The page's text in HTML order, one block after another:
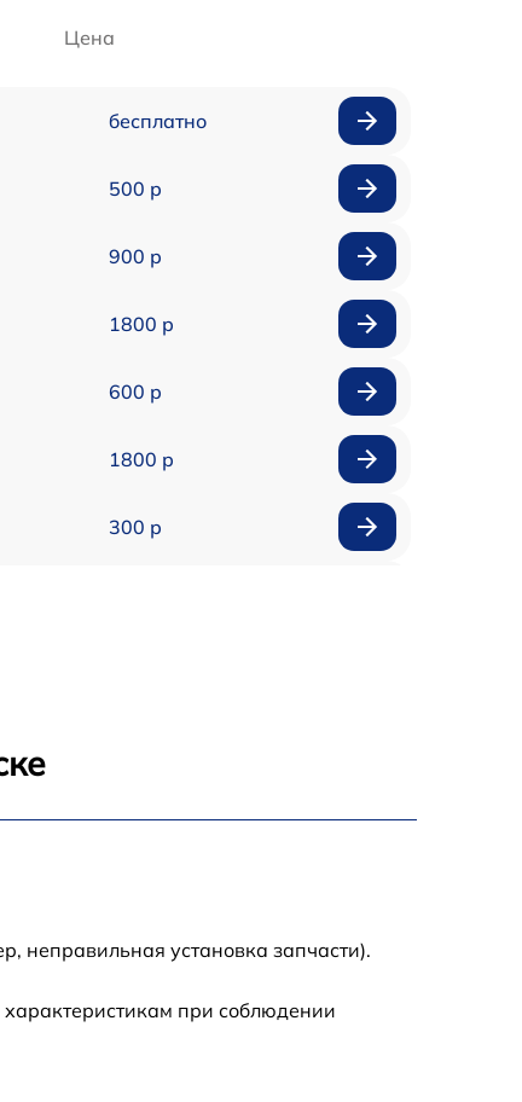
Цена
бесплатно
500 р
900 р
1800 р
600 р
1800 р
300 р
неправильная установка запчасти).
при соблюдении